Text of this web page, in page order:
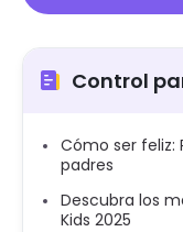
Control
Cómo ser feliz:
padres
Descubra los
Kids 2025